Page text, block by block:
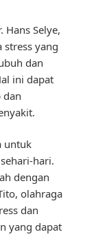
Selye,
yang
dan
ini dapat
dan
untuk
hari.
dengan
olahraga
dan
yang dapat